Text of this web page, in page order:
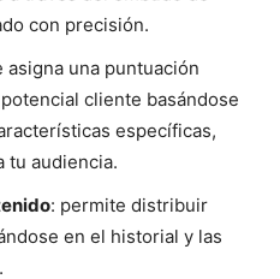
con precisión.
asigna una puntuación
cliente basándose
específicas,
tu audiencia.
: permite distribuir
en el historial y las